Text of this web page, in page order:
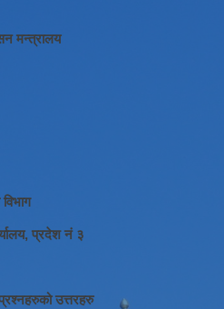
मन्त्रालय
प्रदेश नं ३
प्रश्नहरुको उत्तरहरु